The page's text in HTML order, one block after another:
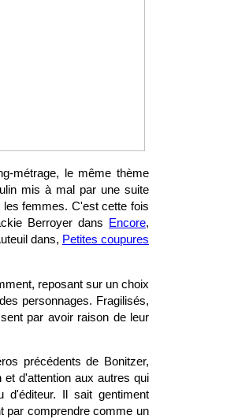
métrage, le même thème
mis à mal par une suite
femmes. C'est cette fois
Berroyer dans
Encore,
dans, Petites coupures
reposant sur un choix
personnages. Fragilisés,
par avoir raison de leur
précédents de Bonitzer,
d'attention aux autres qui
d'éditeur. Il sait gentiment
par comprendre comme un